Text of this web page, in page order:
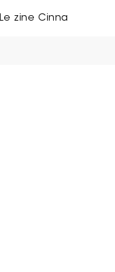
Le zine Cinna